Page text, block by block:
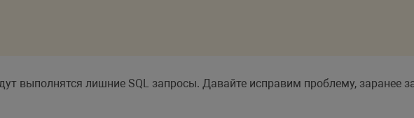
выполнятся лишние SQL запросы. Давайте исправим проблему, заранее